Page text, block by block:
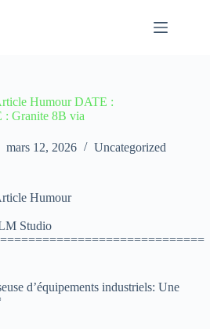
Humour DATE :
: Granite 8B via
mars 12, 2026 Uncategorized
Humour
Studio
d’équipements industriels: Une